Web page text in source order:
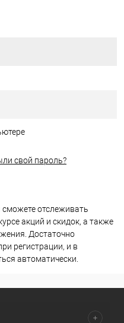
свой пароль?
отслеживать
акций и скидок, а также
Достаточно
регистрации, и в
автоматически.